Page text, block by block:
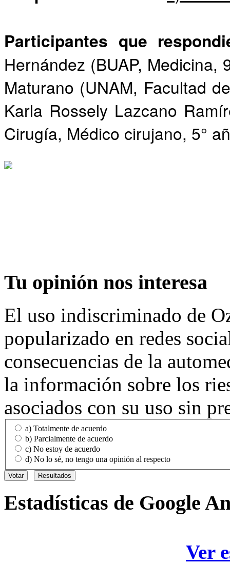
Participantes que
Hernández (BUAP, Medicina,
Maturano (UNAM, Facultad
Karla Rossely Lazcano
Cirugía, Médico cirujano, 5°
Tu opinión nos interesa
El uso indiscriminado de
popularizado en redes
consecuencias de la
la información sobre los
asociados con su uso sin
a) Totalmente de acuerdo
b) Parcialmente de acuerdo
c) No estoy de acuerdo
d) No lo sé, no tengo una opinión al respecto
Estadísticas de Google
Ver